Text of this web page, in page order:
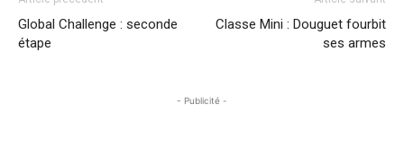
Global Challenge : seconde
étape
Classe Mini : Douguet fourbit
ses armes
- Publicité -